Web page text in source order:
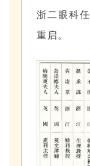
浙二眼科
重启。